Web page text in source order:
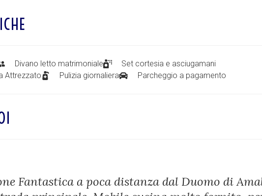
Divano letto matrimoniale
Set cortesia e asciugamani
Attrezzato
Pulizia giornaliera Parcheggio a pagamento
Fantastica a poca distanza dal Duomo di